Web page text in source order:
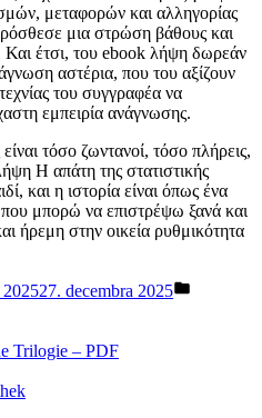
μεταφορών και αλληγορίας
μια στρώση βάθους και
έτσι, του ebook λήψη δωρεάν
αστέρια, που του αξίζουν
του συγγραφέα να
εμπειρία ανάγνωσης.
τόσο ζωντανοί, τόσο πλήρεις,
Η απάτη της στατιστικής
και η ιστορία είναι όπως ένα
μπορώ να επιστρέψω ξανά και
ήρεμη στην οικεία ρυθμικότητα
202527. decembra 2025
Trilogie – PDF